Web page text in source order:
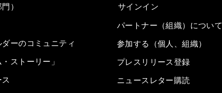
）
ーのコミュニティ
ストーリー」
サインイン
パートナー（組織）につい
参加する（個人、組織）
プレスリリース登録
ニュースレター購読